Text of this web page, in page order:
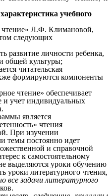
учебного
чтение» Л.Ф. Климановой,
следующих
развитие личности ребенка,
общей культуры;
читательская
формируются компоненты
чтение» обеспечивает
и учет индивидуальных
является
чтения
При изучении
темы постоянно идет
и справочной
к самостоятельному
выделяются уроки обучению
уроки литературного чтения,
все задачи литературного